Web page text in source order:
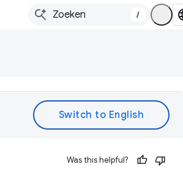
/
Was this helpful?